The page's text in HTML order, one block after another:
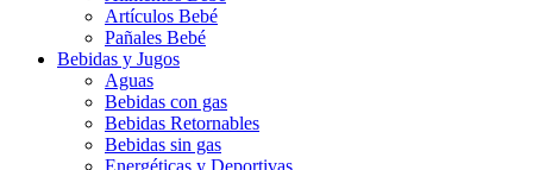
Artículos Bebé
Pañales Bebé
Bebidas y Jugos
Aguas
Bebidas con gas
Bebidas Retornables
Bebidas sin gas
Energéticas y Deportivas